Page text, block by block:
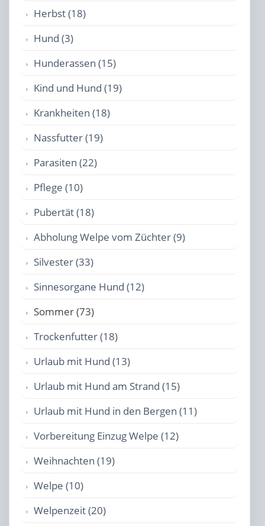
Herbst (18)
Hund (3)
Hunderassen (15)
Kind und Hund (19)
Krankheiten (18)
Nassfutter (19)
Parasiten (22)
Pflege (10)
Pubertät (18)
Abholung Welpe vom Züchter (9)
Silvester (33)
Sinnesorgane Hund (12)
Sommer (73)
Trockenfutter (18)
Urlaub mit Hund (13)
Urlaub mit Hund am Strand (15)
Urlaub mit Hund in den Bergen (11)
Vorbereitung Einzug Welpe (12)
Weihnachten (19)
Welpe (10)
Welpenzeit (20)